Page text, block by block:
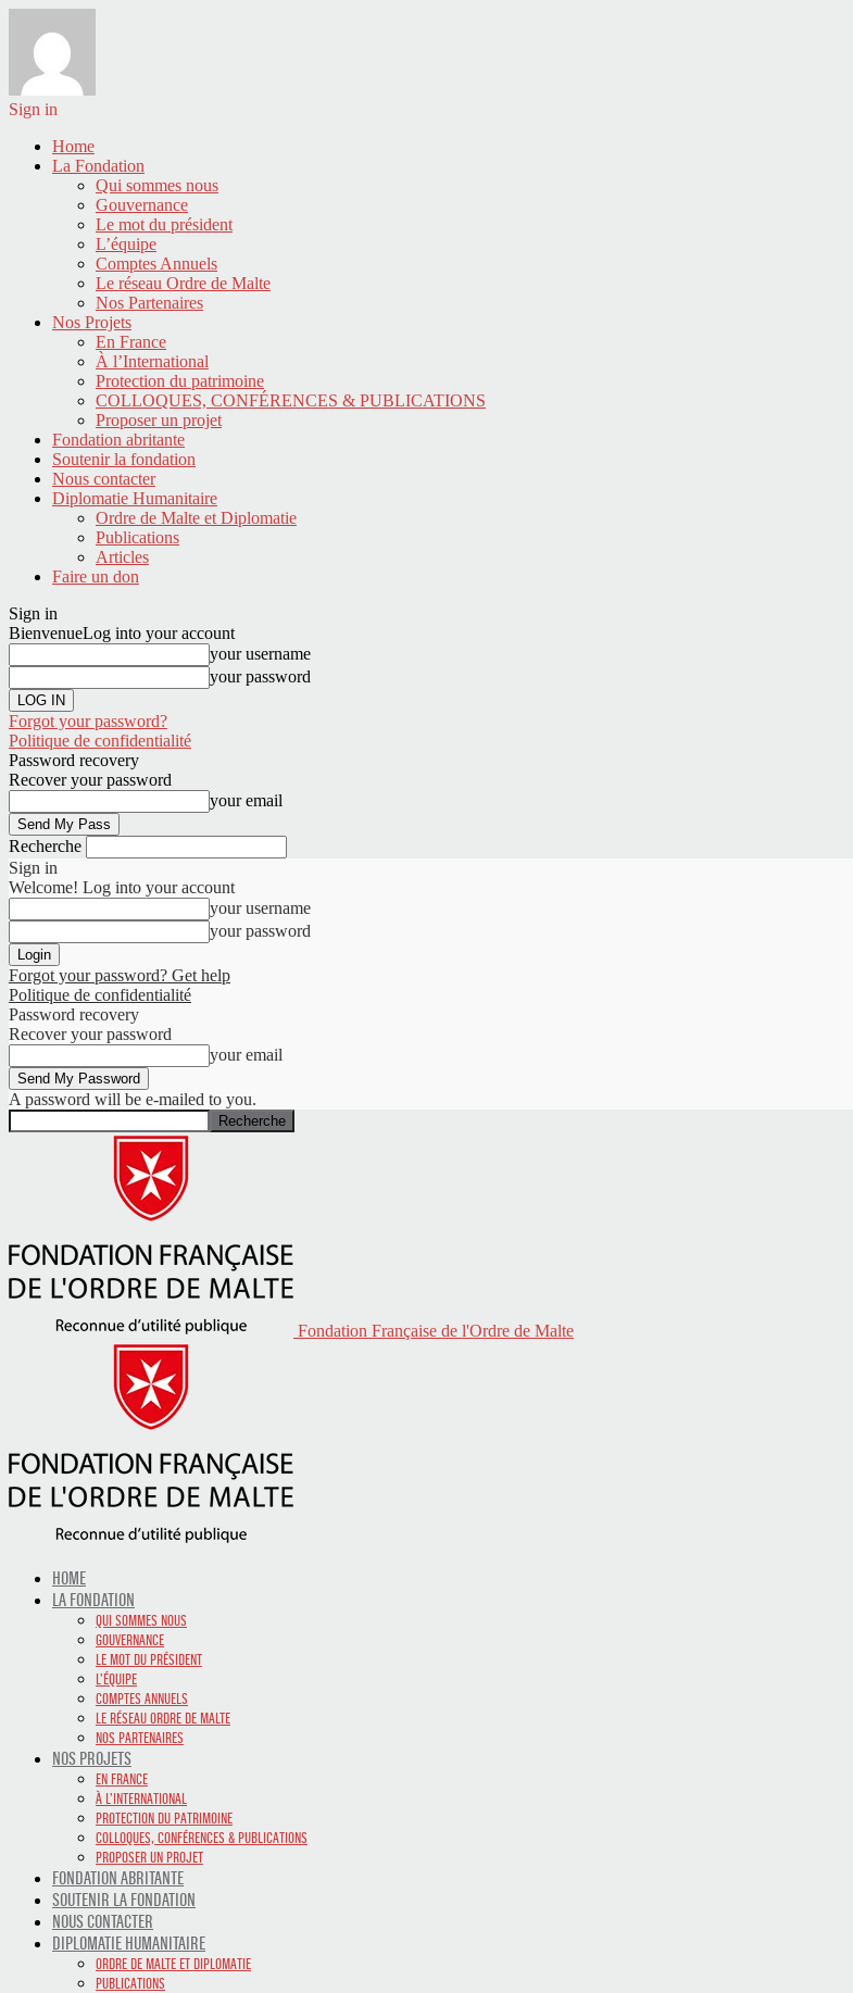
Sign in
Home
La Fondation
Qui sommes nous
Gouvernance
Le mot du président
L’équipe
Comptes Annuels
Le réseau Ordre de Malte
Nos Partenaires
Nos Projets
En France
À l’International
Protection du patrimoine
COLLOQUES, CONFÉRENCES & PUBLICATIONS
Proposer un projet
Fondation abritante
Soutenir la fondation
Nous contacter
Diplomatie Humanitaire
Ordre de Malte et Diplomatie
Publications
Articles
Faire un don
Sign in
BienvenueLog into your account
your username
your password
Forgot your password?
Politique de confidentialité
Password recovery
Recover your password
your email
Recherche
Sign in
Welcome! Log into your account
your username
your password
Forgot your password? Get help
Politique de confidentialité
Password recovery
Recover your password
your email
A password will be e-mailed to you.
Fondation Française de l'Ordre de Malte
HOME
LA FONDATION
QUI SOMMES NOUS
GOUVERNANCE
LE MOT DU PRÉSIDENT
L’ÉQUIPE
COMPTES ANNUELS
LE RÉSEAU ORDRE DE MALTE
NOS PARTENAIRES
NOS PROJETS
EN FRANCE
À L’INTERNATIONAL
PROTECTION DU PATRIMOINE
COLLOQUES, CONFÉRENCES & PUBLICATIONS
PROPOSER UN PROJET
FONDATION ABRITANTE
SOUTENIR LA FONDATION
NOUS CONTACTER
DIPLOMATIE HUMANITAIRE
ORDRE DE MALTE ET DIPLOMATIE
PUBLICATIONS